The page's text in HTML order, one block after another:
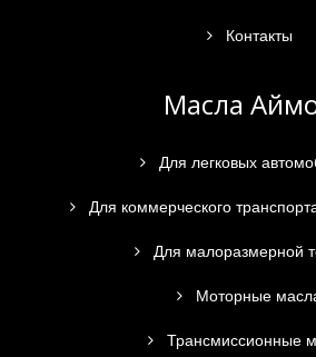
Контакты
Масла
Для легковых
Для коммерческого
Для малоразмерной
Моторные
Трансмиссионные